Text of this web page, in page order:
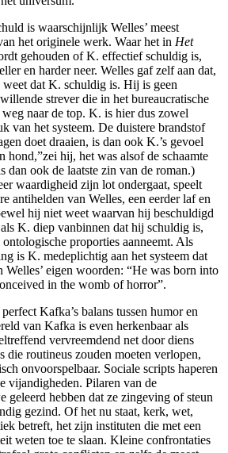
is waarschijnlijk Welles’ meest
het originele werk. Waar het in Het
gehouden of K. effectief schuldig is,
en harder neer. Welles gaf zelf aan dat,
dat K. schuldig is. Hij is geen
strever die in het bureaucratische
naar de top. K. is hier dus zowel
van het systeem. De duistere brandstof
doet draaien, is dan ook K.’s gevoel
hond,”zei hij, het was alsof de schaamte
dan ook de laatste zin van de roman.)
waardigheid zijn lot ondergaat, speelt
antihelden van Welles, een eerder laf en
hij niet weet waarvan hij beschuldigd
K. diep vanbinnen dat hij schuldig is,
proporties aanneemt. Als
is K. medeplichtig aan het systeem dat
eigen woorden: “He was born into
in the womb of horror”.
Kafka’s balans tussen humor en
van Kafka is even herkenbaar als
vervreemdend net door diens
die routineus zouden moeten verlopen,
onvoorspelbaar. Sociale scripts haperen
vijandigheden. Pilaren van de
geleerd hebben dat ze zingeving of steun
gezind. Of het nu staat, kerk, wet,
betreft, het zijn instituten die met een
weten toe te slaan. Kleine confrontaties